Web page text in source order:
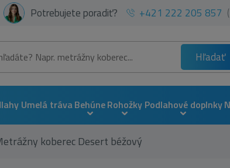
Potrebujete poradiť? +421 222 205 857
Hľadať
Umelá trávaBehúneRohožky Podlahové doplnky
koberec Desert béžový